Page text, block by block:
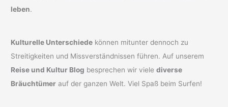
leben.
Kulturelle Unterschiede können mitunter dennoch zu
Streitigkeiten und Missverständnissen führen. Auf unserem
Reise und Kultur Blog besprechen wir vielediverse
Bräuchtümer auf der ganzen Welt. Viel Spaß beim Surfen!